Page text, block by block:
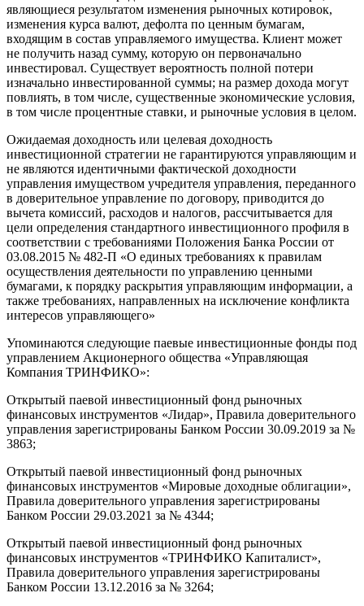
являющиеся результатом изменения рыночных котировок,
изменения курса валют, дефолта по ценным бумагам,
входящим в состав управляемого имущества. Клиент может
не получить назад сумму, которую он первоначально
инвестировал. Существует вероятность полной потери
изначально инвестированной суммы; на размер дохода могут
повлиять, в том числе, существенные экономические условия,
в том числе процентные ставки, и рыночные условия в целом.
Ожидаемая доходность или целевая доходность
инвестиционной стратегии не гарантируются управляющим и
не являются идентичными фактической доходности
управления имуществом учредителя управления, переданного
в доверительное управление по договору, приводится до
вычета комиссий, расходов и налогов, рассчитывается для
цели определения стандартного инвестиционного профиля в
соответствии с требованиями Положения Банка России от
03.08.2015 № 482-П «О единых требованиях к правилам
осуществления деятельности по управлению ценными
бумагами, к порядку раскрытия управляющим информации, а
также требованиях, направленных на исключение конфликта
интересов управляющего»
Упоминаются следующие паевые инвестиционные фонды под
управлением Акционерного общества «Управляющая
Компания ТРИНФИКО»:
Открытый паевой инвестиционный фонд рыночных
финансовых инструментов «Лидар», Правила доверительного
управления зарегистрированы Банком России 30.09.2019 за №
3863;
Открытый паевой инвестиционный фонд рыночных
финансовых инструментов «Мировые доходные облигации»,
Правила доверительного управления зарегистрированы
Банком России 29.03.2021 за № 4344;
Открытый паевой инвестиционный фонд рыночных
финансовых инструментов «ТРИНФИКО Капиталист»,
Правила доверительного управления зарегистрированы
Банком России 13.12.2016 за № 3264;